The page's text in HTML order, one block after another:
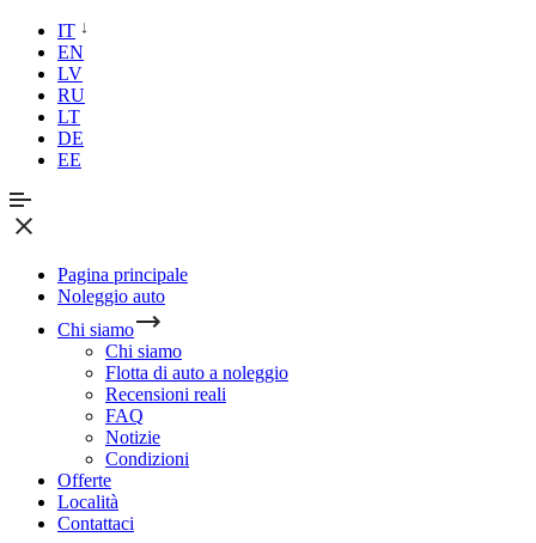
IT
EN
LV
RU
LT
DE
EE
Pagina principale
Noleggio auto
Chi siamo
Chi siamo
Flotta di auto a noleggio
Recensioni reali
FAQ
Notizie
Condizioni
Offerte
Località
Contattaci